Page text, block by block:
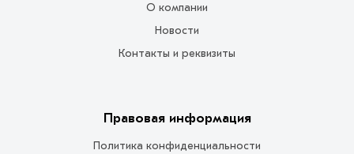
О компании
Новости
Контакты и реквизиты
Правовая информация
Политика конфиденциальности